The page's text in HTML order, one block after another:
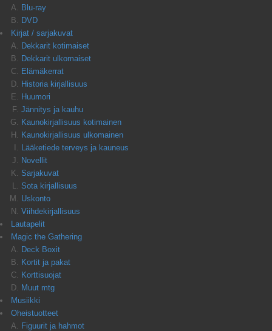
Blu-ray
DVD
Kirjat / sarjakuvat
Dekkarit kotimaiset
Dekkarit ulkomaiset
Elämäkerrat
Historia kirjallisuus
Huumori
Jännitys ja kauhu
Kaunokirjallisuus kotimainen
Kaunokirjallisuus ulkomainen
Lääketiede terveys ja kauneus
Novellit
Sarjakuvat
Sota kirjallisuus
Uskonto
Viihdekirjallisuus
Lautapelit
Magic the Gathering
Deck Boxit
Kortit ja pakat
Korttisuojat
Muut mtg
Musiikki
Oheistuotteet
Figuurit ja hahmot